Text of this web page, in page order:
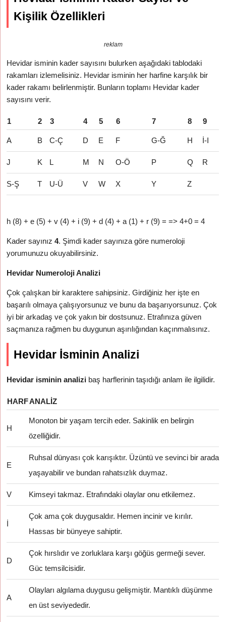
Kişilik Özellikleri
reklam
Hevidar isminin kader sayısını bulurken aşağıdaki tablodaki
rakamları izlemelisiniz. Hevidar isminin her harfine karşılık bir
kader rakamı belirlenmiştir. Bunların toplamı Hevidar kader
sayısını verir.
1 2 3 4 5 6 7 8 9
A B C-Ç D E F G-Ğ H İ-I
J K L M N O-Ö P Q R
S-Ş T U-Ü V W X Y Z
h (8) + e (5) + v (4) + i (9) + d (4) + a (1) + r (9) = => 4+0 = 4
Kader sayınız4. Şimdi kader sayınıza göre numeroloji
yorumunuzu okuyabilirsiniz.
Hevidar Numeroloji Analizi
Çok çalışkan bir karaktere sahipsiniz. Girdiğiniz her işte en
başarılı olmaya çalışıyorsunuz ve bunu da başarıyorsunuz. Çok
iyi bir arkadaş ve çok yakın bir dostsunuz. Etrafınıza güven
saçmanıza rağmen bu duygunun aşırılığından kaçınmalısınız.
Hevidar İsminin Analizi
Hevidar isminin analizi baş harflerinin taşıdığı anlam ile ilgilidir.
HARFANALIZ
H
Monoton bir yaşam tercih eder. Sakinlik en belirgin
özelliğidir.
E
Ruhsal dünyası çok karışıktır. Üzüntü ve sevinci bir arada
yaşayabilir ve bundan rahatsızlık duymaz.
V Kimseyi takmaz. Etrafındaki olaylar onu etkilemez.
İ
Çok ama çok duygusaldır. Hemen incinir ve kırılır.
Hassas bir bünyeye sahiptir.
D
Çok hırslıdır ve zorluklara karşı göğüs germeği sever.
Güc temsilcisidir.
A
Olayları algılama duygusu gelişmiştir. Mantıklı düşünme
en üst seviyededir.